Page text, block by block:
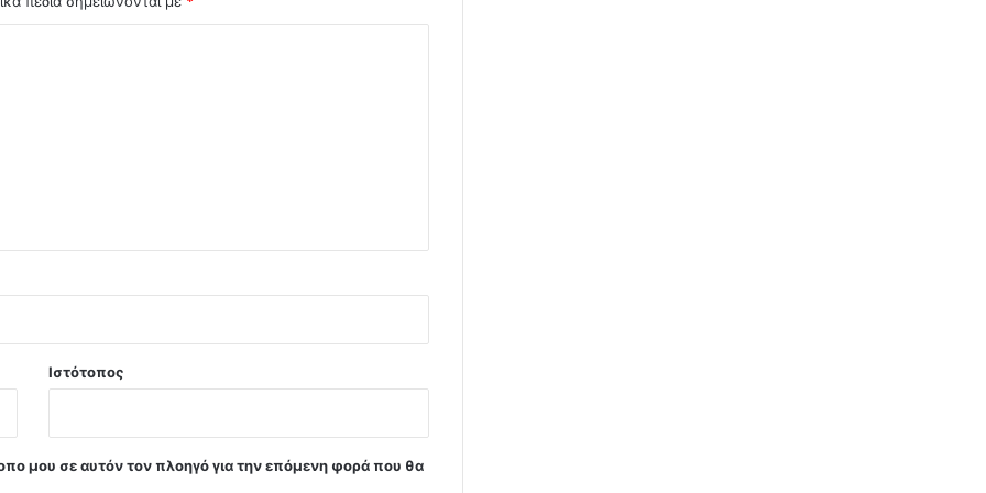
Ιστότοπος
μου σε αυτόν τον πλοηγό για την επόμενη φορά που θα